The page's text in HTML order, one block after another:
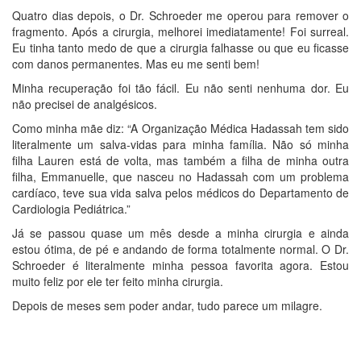
Quatro dias depois, o Dr. Schroeder me operou para remover o
fragmento. Após a cirurgia, melhorei imediatamente! Foi surreal.
Eu tinha tanto medo de que a cirurgia falhasse ou que eu ficasse
com danos permanentes. Mas eu me senti bem!
Minha recuperação foi tão fácil. Eu não senti nenhuma dor. Eu
não precisei de analgésicos.
Como minha mãe diz: “A Organização Médica Hadassah tem sido
literalmente um salva-vidas para minha família. Não só minha
filha Lauren está de volta, mas também a filha de minha outra
filha, Emmanuelle, que nasceu no Hadassah com um problema
cardíaco, teve sua vida salva pelos médicos do Departamento de
Cardiologia Pediátrica.”
Já se passou quase um mês desde a minha cirurgia e ainda
estou ótima, de pé e andando de forma totalmente normal. O Dr.
Schroeder é literalmente minha pessoa favorita agora. Estou
muito feliz por ele ter feito minha cirurgia.
Depois de meses sem poder andar, tudo parece um milagre.